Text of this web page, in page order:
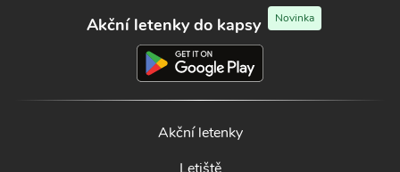
Akční letenky do kapsy Novinka
Akční letenky
Letiště